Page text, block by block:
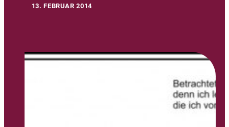
13. FEBRUAR 2014